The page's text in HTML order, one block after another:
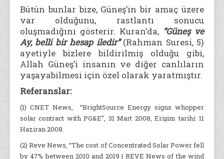
Bütün bunlar bize, Güneş’in bir amaç üzere
var olduğunu, rastlantı sonucu
oluşmadığını gösterir. Kuran’da, “Güneş ve
Ay, belli bir hesap iledir”(Rahman Suresi, 5)
ayetiyle bizlere bildirilmiş olduğu gibi,
Allah Güneş’i insanın ve diğer canlıların
yaşayabilmesi için özel olarak yaratmıştır.
Referanslar:
(1) CNET News, “BrightSource Energy signs whopper
solar contract with PG&E”, 31 Mart 2008, Erişim tarihi: 11
Haziran 2008.
(2) Reve News, “The cost of Concentrated Solar Power fell
by 47% between 2010 and 2019 | REVE News of the wind